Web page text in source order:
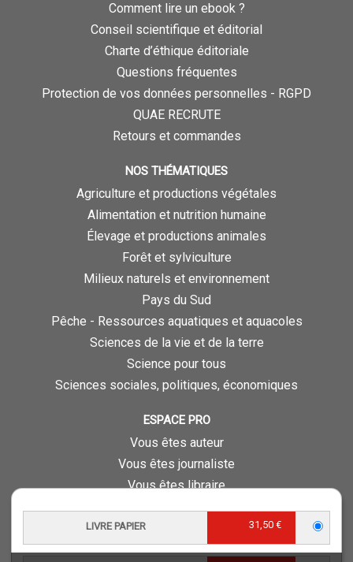
LIVRE PAPIER 31,50 €
Comment lire un ebook ?
Conseil scientifique et éditorial
Charte d’éthique éditoriale
Questions fréquentes
Protection de vos données personnelles - RGPD
QUAE RECRUTE
Retours et commandes
NOS THÉMATIQUES
Agriculture et productions végétales
Alimentation et nutrition humaine
Élevage et productions animales
Forêt et sylviculture
Milieux naturels et environnement
Pays du Sud
Pêche - Ressources aquatiques et aquacoles
Sciences de la vie et de la terre
Science pour tous
Sciences sociales, politiques, économiques
ESPACE PRO
Vous êtes auteur
Vous êtes journaliste
Vous êtes libraire
Foreign rights
Procédure d'évaluation